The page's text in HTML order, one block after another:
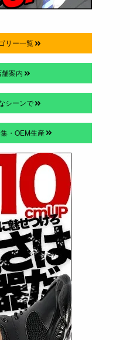
リー一覧
舗案内
シーンで
・OEM生産